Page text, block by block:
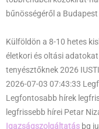
bűnösségéről a
Külföldön a 8-10 hetes
életkori és oltási
tenyésztőknek 2026
2026-07-03 07:43:33
Legfontosabb hírek
legfrissebb hírei Petar
Igazságszolgáltatás bg